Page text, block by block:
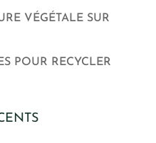
VÉGÉTALE SUR
POUR RECYCLER